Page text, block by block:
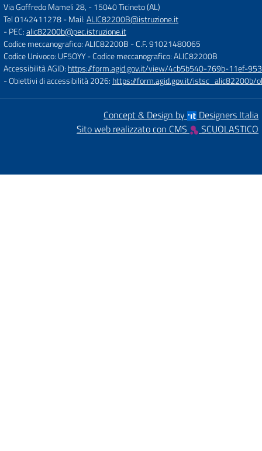
Via Goffredo Mameli 28, -15040 Ticineto (AL)
Tel 0142411278- Mail:ALIC82200B@istruzione.it
- PEC:alic82200b@pec.istruzione.it
Codice meccanografico: ALIC82200B - C.F. 91021480065
Codice Univoco: UF5OYY- Codice meccanografico: ALIC82200B
Accessibilità AGID: https://form.agid.gov.it/view/4cb5b540-769b-11ef-
- Obiettivi di accessibilità 2026: https://form.agid.gov.it/
Concept & Design by
Designers Italia
Sito web realizzato con CMS
SCUOLASTICO